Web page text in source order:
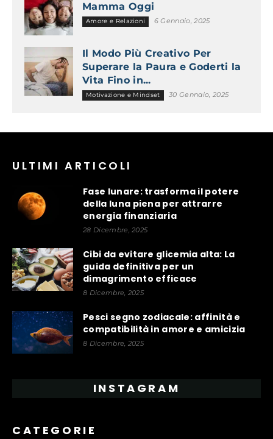
Mamma Oggi
Amore e Relazioni 6 Gennaio, 2025
Il Modo Più Creativo Per
Superare la Paura e Goderti la
Vita Fino in...
Motivazione e Mindset 30 Gennaio, 2025
ULTIMI ARTICOLI
Fase lunare: trasforma il potere
della luna piena per attrarre
energia finanziaria
28 Dicembre, 2025
Cibi da evitare glicemia alta: La
guida definitiva per un
dimagrimento efficace
8 Dicembre, 2025
Pesci segno zodiacale: affinità e
compatibilità in amore e amicizia
8 Dicembre, 2025
INSTAGRAM
CATEGORIE